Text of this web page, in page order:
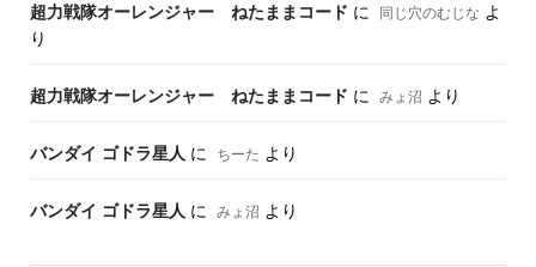
超力戦隊オーレンジャー ねたままコード に 同じ穴のむじな よ
り
超力戦隊オーレンジャー ねたままコード に みょ沼 より
バンダイ ゴドラ星人 に ちーた より
バンダイ ゴドラ星人 に みょ沼 より